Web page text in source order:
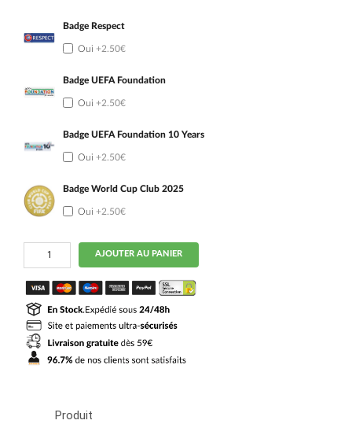
Badge Respect
Oui +2.50€
Badge UEFA Foundation
Oui +2.50€
Badge UEFA Foundation 10 Years
Oui +2.50€
Badge World Cup Club 2025
Oui +2.50€
quantité
Maillot
Real
Madrid
Domicile
2026
2027
Mbappe
AJOUTER AU PANIER
Produit